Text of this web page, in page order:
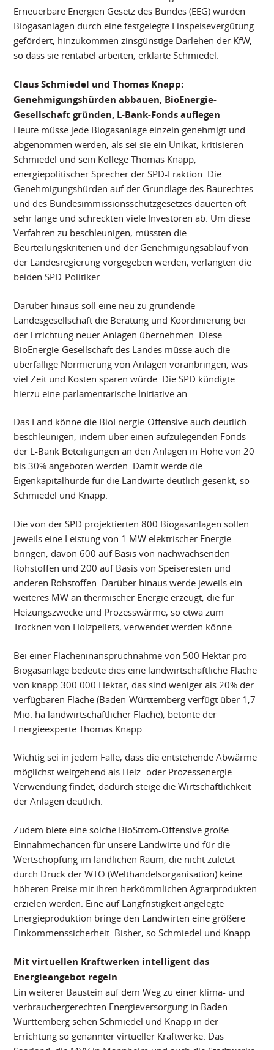
Erneuerbare Energien Gesetz des Bundes (EEG) würden
Biogasanlagen durch eine festgelegte Einspeisevergütung
gefördert, hinzukommen zinsgünstige Darlehen der KfW,
so dass sie rentabel arbeiten, erklärte Schmiedel.
Claus Schmiedel und Thomas Knapp:
Genehmigungshürden abbauen, BioEnergie-
Gesellschaft gründen, L-Bank-Fonds auflegen
Heute müsse jede Biogasanlage einzeln genehmigt und
abgenommen werden, als sei sie ein Unikat, kritisieren
Schmiedel und sein Kollege Thomas Knapp,
energiepolitischer Sprecher der SPD-Fraktion. Die
Genehmigungshürden auf der Grundlage des Baurechtes
und des Bundesimmissionsschutzgesetzes dauerten oft
sehr lange und schreckten viele Investoren ab. Um diese
Verfahren zu beschleunigen, müssten die
Beurteilungskriterien und der Genehmigungsablauf von
der Landesregierung vorgegeben werden, verlangten die
beiden SPD-Politiker.
Darüber hinaus soll eine neu zu gründende
Landesgesellschaft die Beratung und Koordinierung bei
der Errichtung neuer Anlagen übernehmen. Diese
BioEnergie-Gesellschaft des Landes müsse auch die
überfällige Normierung von Anlagen voranbringen, was
viel Zeit und Kosten sparen würde. Die SPD kündigte
hierzu eine parlamentarische Initiative an.
Das Land könne die BioEnergie-Offensive auch deutlich
beschleunigen, indem über einen aufzulegenden Fonds
der L-Bank Beteiligungen an den Anlagen in Höhe von 20
bis 30% angeboten werden. Damit werde die
Eigenkapitalhürde für die Landwirte deutlich gesenkt, so
Schmiedel und Knapp.
Die von der SPD projektierten 800 Biogasanlagen sollen
jeweils eine Leistung von 1 MW elektrischer Energie
bringen, davon 600 auf Basis von nachwachsenden
Rohstoffen und 200 auf Basis von Speiseresten und
anderen Rohstoffen. Darüber hinaus werde jeweils ein
weiteres MW an thermischer Energie erzeugt, die für
Heizungszwecke und Prozesswärme, so etwa zum
Trocknen von Holzpellets, verwendet werden könne.
Bei einer Flächeninanspruchnahme von 500 Hektar pro
Biogasanlage bedeute dies eine landwirtschaftliche Fläche
von knapp 300.000 Hektar, das sind weniger als 20% der
verfügbaren Fläche (Baden-Württemberg verfügt über 1,7
Mio. ha landwirtschaftlicher Fläche), betonte der
Energieexperte Thomas Knapp.
Wichtig sei in jedem Falle, dass die entstehende Abwärme
möglichst weitgehend als Heiz- oder Prozessenergie
Verwendung findet, dadurch steige die Wirtschaftlichkeit
der Anlagen deutlich.
Zudem biete eine solche BioStrom-Offensive große
Einnahmechancen für unsere Landwirte und für die
Wertschöpfung im ländlichen Raum, die nicht zuletzt
durch Druck der WTO (Welthandelsorganisation) keine
höheren Preise mit ihren herkömmlichen Agrarprodukten
erzielen werden. Eine auf Langfristigkeit angelegte
Energieproduktion bringe den Landwirten eine größere
Einkommenssicherheit. Bisher, so Schmiedel und Knapp.
Mit virtuellen Kraftwerken intelligent das
Energieangebot regeln
Ein weiterer Baustein auf dem Weg zu einer klima- und
verbrauchergerechten Energieversorgung in Baden-
Württemberg sehen Schmiedel und Knapp in der
Errichtung so genannter virtueller Kraftwerke. Das